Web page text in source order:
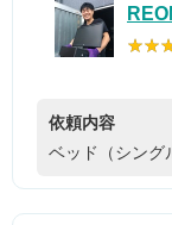
依頼内容
ベッド（シング